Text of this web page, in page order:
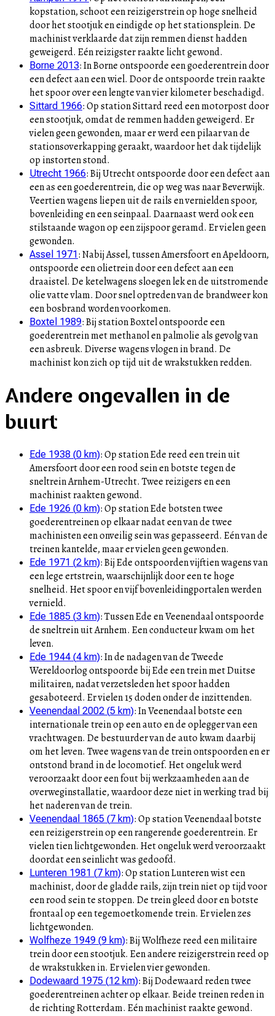
kopstation, schoot een reizigerstrein op hoge snelheid
door het stootjuk en eindigde op het stationsplein. De
machinist verklaarde dat zijn remmen dienst hadden
geweigerd. Eén reizigster raakte licht gewond.
Borne 2013:In Borne ontspoorde een goederentrein door
een defect aan een wiel. Door de ontspoorde trein raakte
het spoor over een lengte van vier kilometer beschadigd.
Sittard 1966:Op station Sittard reed een motorpost door
een stootjuk, omdat de remmen hadden geweigerd. Er
vielen geen gewonden, maar er werd een pilaar van de
stationsoverkapping geraakt, waardoor het dak tijdelijk
op instorten stond.
Utrecht 1966:Bij Utrecht ontspoorde door een defect aan
een as een goederentrein, die op weg was naar Beverwijk.
Veertien wagens liepen uit de rails en vernielden spoor,
bovenleiding en een seinpaal. Daarnaast werd ook een
stilstaande wagon op een zijspoor geramd. Er vielen geen
gewonden.
Assel 1971:Nabij Assel, tussen Amersfoort en Apeldoorn,
ontspoorde een olietrein door een defect aan een
draaistel. De ketelwagens sloegen lek en de uitstromende
olie vatte vlam. Door snel optreden van de brandweer kon
een bosbrand worden voorkomen.
Boxtel 1989:Bij station Boxtel ontspoorde een
goederentrein met methanol en palmolie als gevolg van
een asbreuk. Diverse wagens vlogen in brand. De
machinist kon zich op tijd uit de wrakstukken redden.
Andere ongevallen in de
buurt
Ede 1938 (0 km):Op station Ede reed een trein uit
Amersfoort door een rood sein en botste tegen de
sneltrein Arnhem-Utrecht. Twee reizigers en een
machinist raakten gewond.
Ede 1926 (0 km):Op station Ede botsten twee
goederentreinen op elkaar nadat een van de twee
machinisten een onveilig sein was gepasseerd. Eén van de
treinen kantelde, maar er vielen geen gewonden.
Ede 1971 (2 km):Bij Ede ontspoorden vijftien wagens van
een lege ertstrein, waarschijnlijk door een te hoge
snelheid. Het spoor en vijf bovenleidingportalen werden
vernield.
Ede 1885 (3 km):Tussen Ede en Veenendaal ontspoorde
de sneltrein uit Arnhem. Een conducteur kwam om het
leven.
Ede 1944 (4 km):In de nadagen van de Tweede
Wereldoorlog ontspoorde bij Ede een trein met Duitse
militairen, nadat verzetsleden het spoor hadden
gesaboteerd. Er vielen 15 doden onder de inzittenden.
Veenendaal 2002 (5 km):In Veenendaal botste een
internationale trein op een auto en de oplegger van een
vrachtwagen. De bestuurder van de auto kwam daarbij
om het leven. Twee wagens van de trein ontspoorden en er
ontstond brand in de locomotief. Het ongeluk werd
veroorzaakt door een fout bij werkzaamheden aan de
overweginstallatie, waardoor deze niet in werking trad bij
het naderen van de trein.
Veenendaal 1865 (7 km):Op station Veenendaal botste
een reizigerstrein op een rangerende goederentrein. Er
vielen tien lichtgewonden. Het ongeluk werd veroorzaakt
doordat een seinlicht was gedoofd.
Lunteren 1981 (7 km):Op station Lunteren wist een
machinist, door de gladde rails, zijn trein niet op tijd voor
een rood sein te stoppen. De trein gleed door en botste
frontaal op een tegemoetkomende trein. Er vielen zes
lichtgewonden.
Wolfheze 1949 (9 km):Bij Wolfheze reed een militaire
trein door een stootjuk. Een andere reizigerstrein reed op
de wrakstukken in. Er vielen vier gewonden.
Dodewaard 1975 (12 km):Bij Dodewaard reden twee
goederentreinen achter op elkaar. Beide treinen reden in
de richting Rotterdam. Eén machinist raakte gewond.